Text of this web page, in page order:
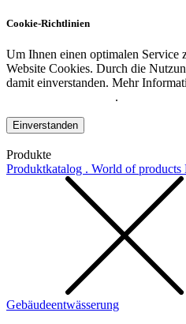
Cookie-Richtlinien
Um Ihnen einen optimalen Service
Website Cookies. Durch die
damit einverstanden. Mehr
.
Einverstanden
Produkte
Produktkatalog . World of products
Gebäudeentwässerung